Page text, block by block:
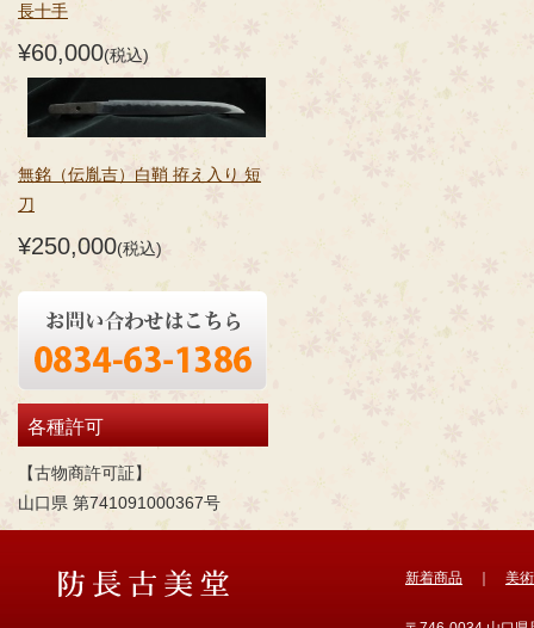
長十手
¥60,000(税込)
無銘（伝胤吉）白鞘 拵え入り 短
刀
¥250,000(税込)
各種許可
【古物商許可証】
山口県 第741091000367号
新着商品 美